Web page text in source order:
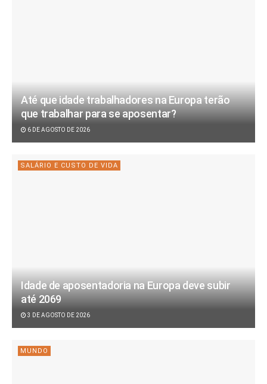
Até que idade trabalhadores na Europa terão
que trabalhar para se aposentar?
6 DE AGOSTO DE 2026
SALÁRIO E CUSTO DE VIDA
Idade de aposentadoria na Europa deve subir
até 2069
3 DE AGOSTO DE 2026
MUNDO